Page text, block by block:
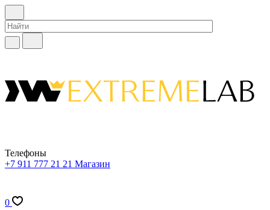
Телефоны
+7 911 777 21 21 Магазин
0